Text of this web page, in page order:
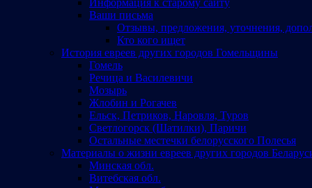
Ваши письма
Отзывы, предложения, уточнения,
Кто кого ищет
История евреев других городов Гомельщины
Гомель
Речица и Василевичи
Мозырь
Жлобин и Рогачев
Ельск, Петриков, Наровля, Туров
Светлогорск (Шатилки), Паричи
Остальные местечки белорусского Полесья
Материалы о жизни евреев других городов
Минская обл.
Витебская обл.